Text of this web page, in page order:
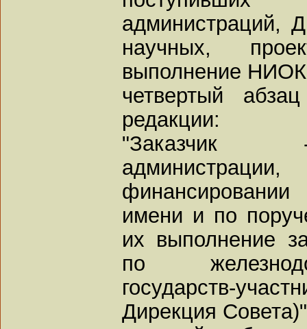
администраций,
научных,
выполнение
четвертый
редакции:
"Заказчик -
имени и по
их выполнение
по
государств-
Дирекция